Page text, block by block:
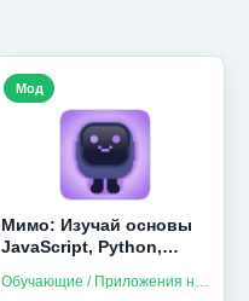
Мимо: Изучай основы
JavaScript, Python,
Unlocked)
Обучающие / Приложения на русском
Мод